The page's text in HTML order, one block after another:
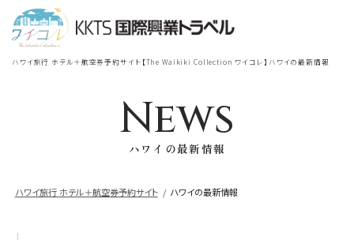
ハワイ旅行 ホテル＋航空券予約サイト【The Waikiki Collection ワイコレ】ハワイの最新情報
News
ハワイの最新情報
ハワイ旅行 ホテル＋航空券予約サイト ハワイの最新情報
TOP
ロイヤルハワイアン ラグジュアリー
宿泊 ＋ 航空券
帰国の到着地が違うお客様